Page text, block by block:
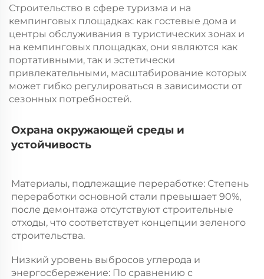
Строительство в сфере туризма и на
кемпинговых площадках: как гостевые дома и
центры обслуживания в туристических зонах и
на кемпинговых площадках, они являются как
портативными, так и эстетически
привлекательными, масштабирование которых
может гибко регулироваться в зависимости от
сезонных потребностей.
Охрана окружающей среды и
устойчивость
Материалы, подлежащие переработке: Степень
переработки основной стали превышает 90%,
после демонтажа отсутствуют строительные
отходы, что соответствует концепции зеленого
строительства.
Низкий уровень выбросов углерода и
энергосбережение: По сравнению с